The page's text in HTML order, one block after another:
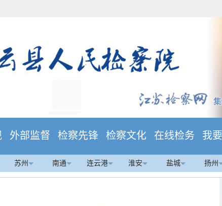
外部监督 检察先锋 检察文化 在线检务 我
苏州 南通 连云港 淮安 盐城 扬州